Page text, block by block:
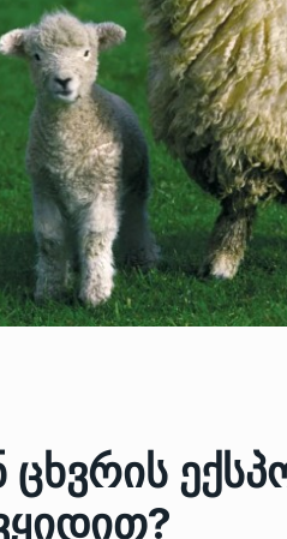
ბაქოში გამართულ
სიტყვით…
10/05/2022
10/05/2022
11
12